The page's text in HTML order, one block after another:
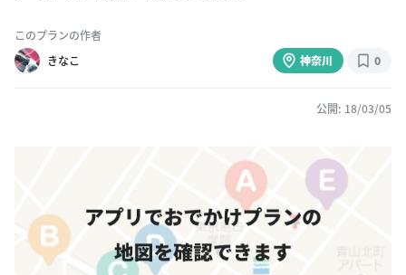
このプランの作者
きなこ
神奈川 0
公開: 18/03/05